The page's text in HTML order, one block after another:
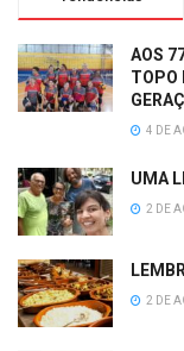
AOS
TOPO
4 DE
UMA
2 DE
2 DE